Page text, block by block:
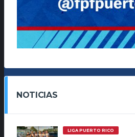
NOTICIAS
LIGA PUERTO RICO